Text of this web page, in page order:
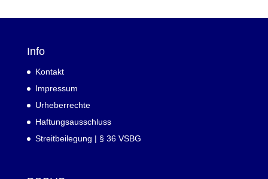
Info
Kontakt
Impressum
Urheberrechte
Haftungsausschluss
Streitbeilegung | § 36 VSBG